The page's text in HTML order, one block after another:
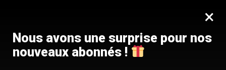
contenu
×
Nous avons une surprise pour nos
nouveaux abonnés !